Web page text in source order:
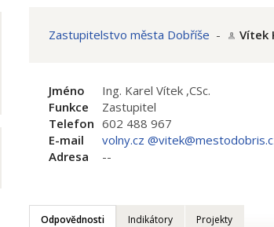
Zastupitelstvo města Dobříše - Vítek
Jméno
Ing. Karel Vítek ,CSc.
Funkce
Zastupitel
Telefon 602 488 967
E-mail
volny.cz
Adresa
--
Odpovědnosti Indikátory Projekty